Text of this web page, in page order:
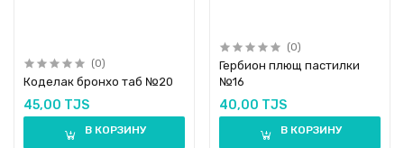
(0)
Коделак бронхо таб №20
45,00 TJS
В КОРЗИНУ
(0)
Гербион плющ пастилки
№16
40,00 TJS
В КОРЗИНУ